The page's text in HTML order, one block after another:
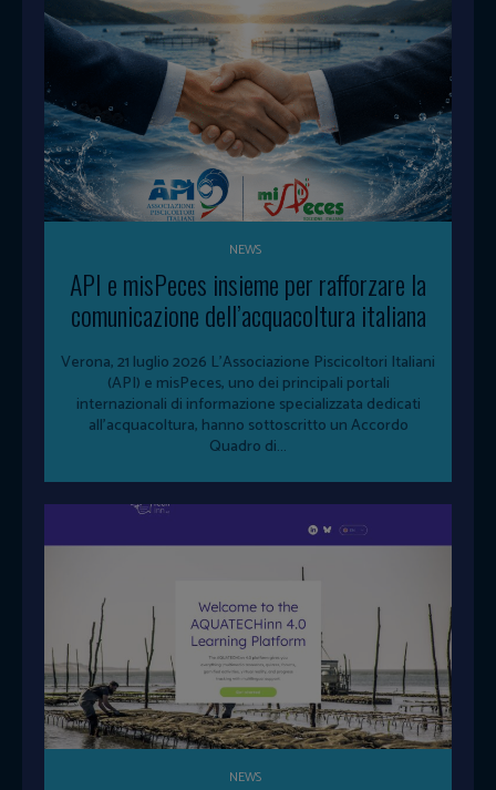
NEWS
API e misPeces insieme per rafforzare la
comunicazione dell’acquacoltura italiana
Verona, 21 luglio 2026 L'Associazione Piscicoltori Italiani
(API) e misPeces, uno dei principali portali
internazionali di informazione specializzata dedicati
all'acquacoltura, hanno sottoscritto un Accordo
Quadro di...
NEWS